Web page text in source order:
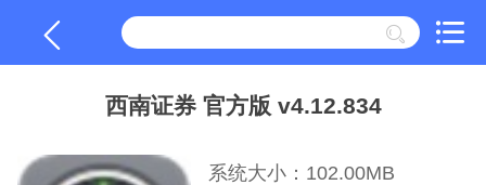
西南证券 官方版 v4.12.834
系统大小：102.00MB